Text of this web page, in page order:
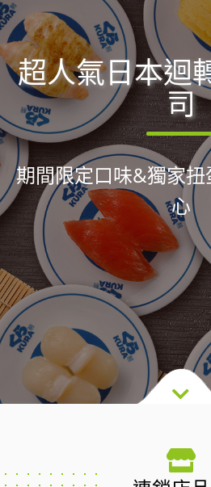
超人氣日本迴
司
期間限定口味&獨家
心